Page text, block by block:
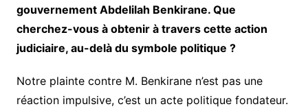
gouvernement Abdelilah Benkirane. Que
cherchez-vous à obtenir à travers cette action
judiciaire, au-delà du symbole politique ?
Notre plainte contre M. Benkirane n’est pas une
réaction impulsive, c’est un acte politique fondateur.